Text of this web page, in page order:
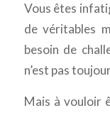
Vous êtes
de véritables
besoin de
n’est pas
Mais à vouloir